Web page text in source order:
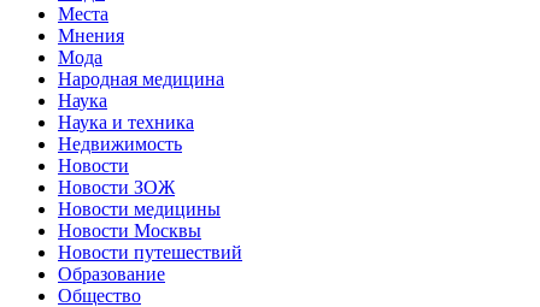
Места
Мнения
Мода
Народная медицина
Наука
Наука и техника
Недвижимость
Новости
Новости ЗОЖ
Новости медицины
Новости Москвы
Новости путешествий
Образование
Общество